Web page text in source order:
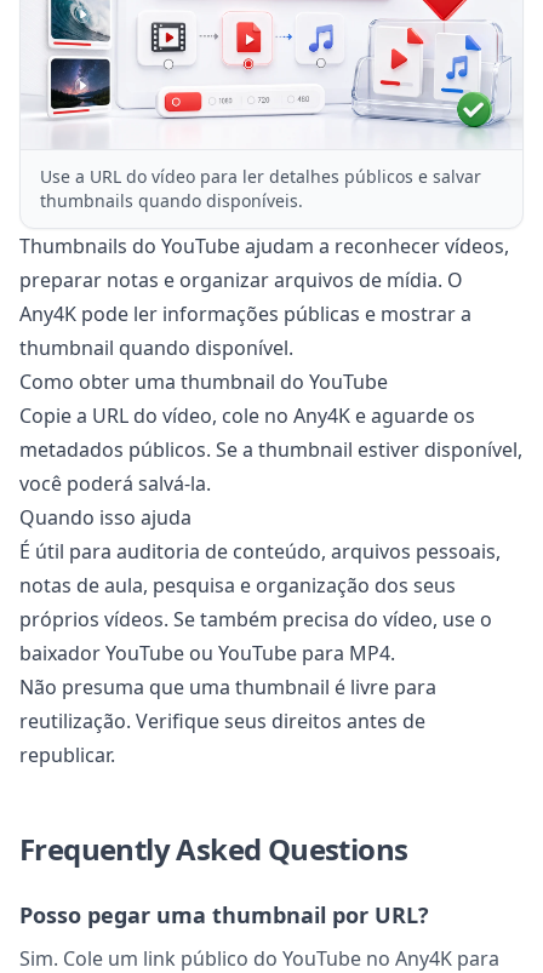
Use a URL do vídeo para ler detalhes públicos e salvar
thumbnails quando disponíveis.
Thumbnails do YouTube ajudam a reconhecer vídeos,
preparar notas e organizar arquivos de mídia. O
Any4K pode ler informações públicas e mostrar a
thumbnail quando disponível.
Como obter uma thumbnail do YouTube
Copie a URL do vídeo, cole no Any4K e aguarde os
metadados públicos. Se a thumbnail estiver disponível,
você poderá salvá-la.
Quando isso ajuda
É útil para auditoria de conteúdo, arquivos pessoais,
notas de aula, pesquisa e organização dos seus
próprios vídeos. Se também precisa do vídeo, use o
baixador YouTube ou YouTube para MP4.
Não presuma que uma thumbnail é livre para
reutilização. Verifique seus direitos antes de
republicar.
Frequently Asked Questions
Posso pegar uma thumbnail por URL?
Sim. Cole um link público do YouTube no Any4K para